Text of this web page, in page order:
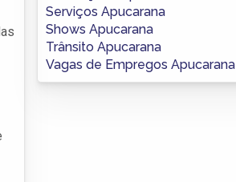
Serviços Apucarana
Shows Apucarana
Trânsito Apucarana
Vagas de Empregos Apucarana